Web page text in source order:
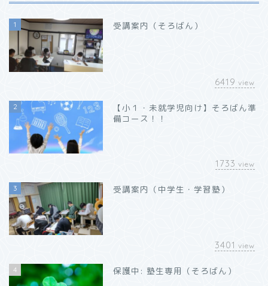
1 受講案内（そろばん）
6419 view
2
【小１・未就学児向け】そろばん準
備コース！！
1733 view
3 受講案内（中学生・学習塾）
3401 view
4 保護中: 塾生専用（そろばん）